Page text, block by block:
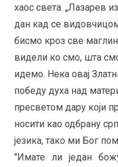
хаос света. „Лазарев
дан кад се
бисмо кроз све
видели ко смо, шта
идемо. Нека овај
победу духа над
пресветом дару који
носити као одбрану
језика, тако ми Бог
"Имате ли један